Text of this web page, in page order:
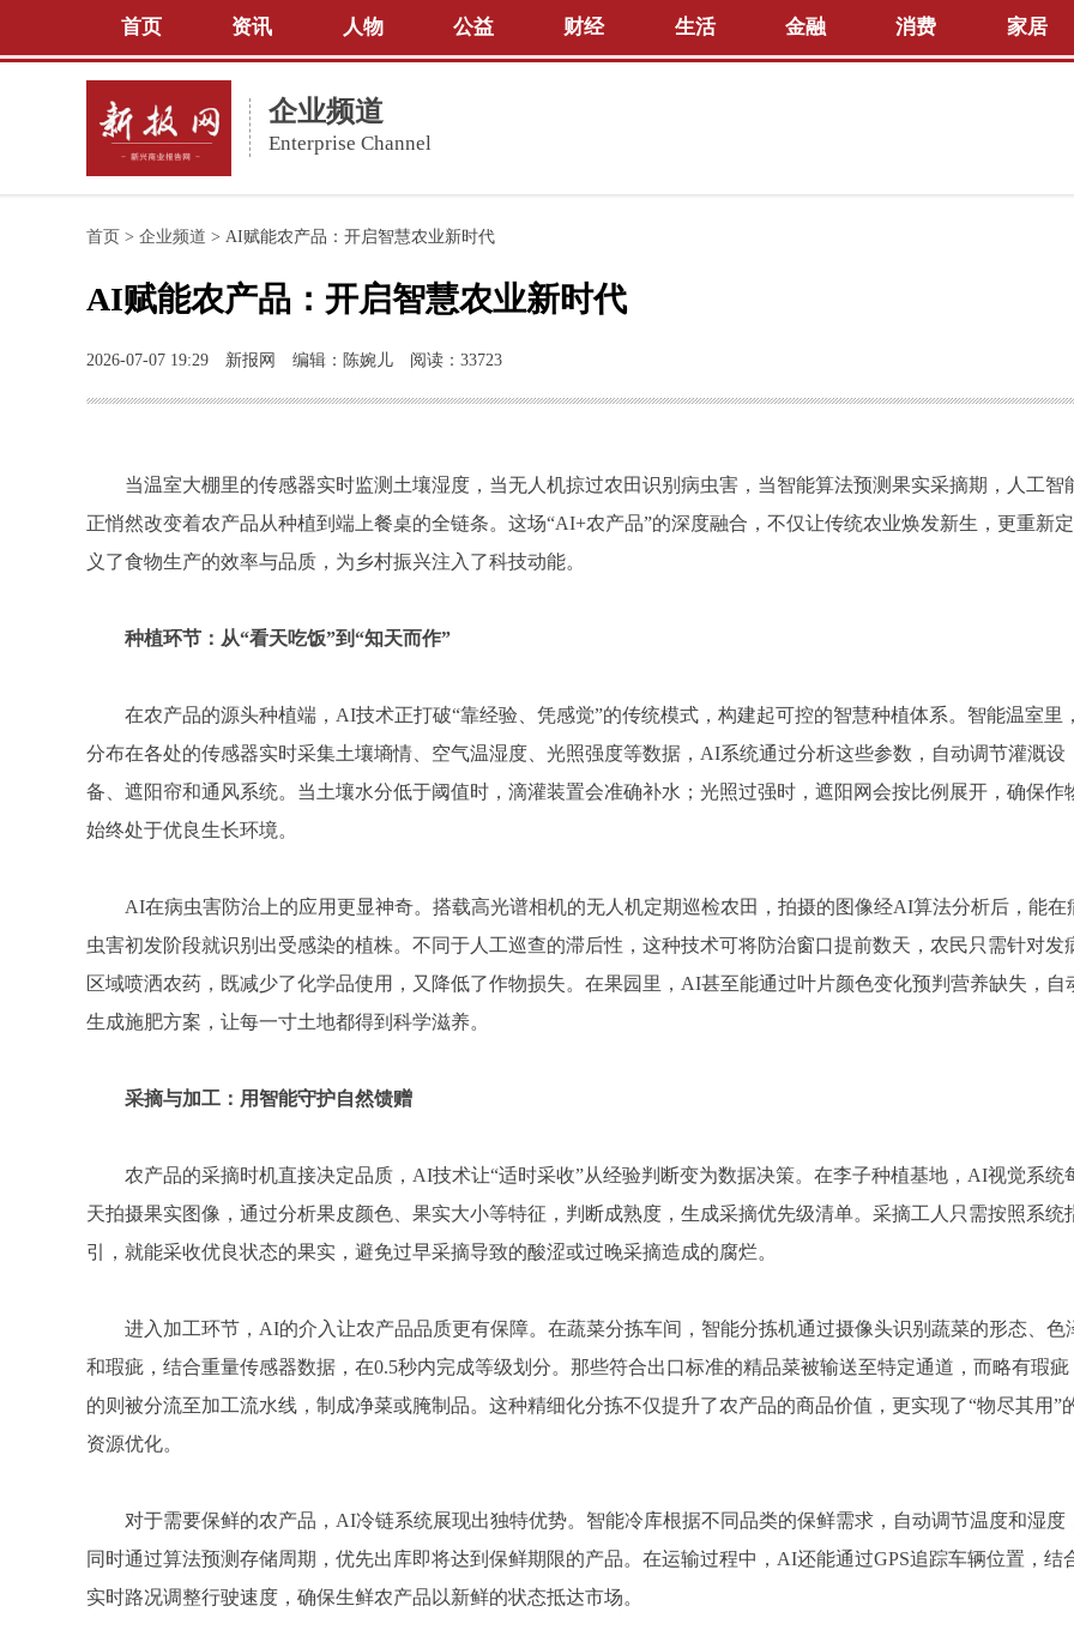
首页 资讯 人物 公益 财经 生活 金融 消费 家居
企业频道
Enterprise Channel
首页 > 企业频道 > AI赋能农产品：开启智慧农业新时代
AI赋能农产品：开启智慧农业新时代
2026-07-07 19:29 新报网 编辑：陈婉儿 阅读：33723
当温室大棚里的传感器实时监测土壤湿度，当无人机掠过农田识别病虫害，当智能算法预测果实采摘期，人工智
正悄然改变着农产品从种植到端上餐桌的全链条。这场“AI+农产品”的深度融合，不仅让传统农业焕发新生，更重新定
义了食物生产的效率与品质，为乡村振兴注入了科技动能。
种植环节：从“看天吃饭”到“知天而作”
在农产品的源头种植端，AI技术正打破“靠经验、凭感觉”的传统模式，构建起可控的智慧种植体系。智能温室里，
分布在各处的传感器实时采集土壤墒情、空气温湿度、光照强度等数据，AI系统通过分析这些参数，自动调节灌溉设
备、遮阳帘和通风系统。当土壤水分低于阈值时，滴灌装置会准确补水；光照过强时，遮阳网会按比例展开，确保作
始终处于优良生长环境。
AI在病虫害防治上的应用更显神奇。搭载高光谱相机的无人机定期巡检农田，拍摄的图像经AI算法分析后，能在
虫害初发阶段就识别出受感染的植株。不同于人工巡查的滞后性，这种技术可将防治窗口提前数天，农民只需针对发
区域喷洒农药，既减少了化学品使用，又降低了作物损失。在果园里，AI甚至能通过叶片颜色变化预判营养缺失，自
生成施肥方案，让每一寸土地都得到科学滋养。
采摘与加工：用智能守护自然馈赠
农产品的采摘时机直接决定品质，AI技术让“适时采收”从经验判断变为数据决策。在李子种植基地，AI视觉系统
天拍摄果实图像，通过分析果皮颜色、果实大小等特征，判断成熟度，生成采摘优先级清单。采摘工人只需按照系统
引，就能采收优良状态的果实，避免过早采摘导致的酸涩或过晚采摘造成的腐烂。
进入加工环节，AI的介入让农产品品质更有保障。在蔬菜分拣车间，智能分拣机通过摄像头识别蔬菜的形态、色
和瑕疵，结合重量传感器数据，在0.5秒内完成等级划分。那些符合出口标准的精品菜被输送至特定通道，而略有瑕疵
的则被分流至加工流水线，制成净菜或腌制品。这种精细化分拣不仅提升了农产品的商品价值，更实现了“物尽其用”
资源优化。
对于需要保鲜的农产品，AI冷链系统展现出独特优势。智能冷库根据不同品类的保鲜需求，自动调节温度和湿度
同时通过算法预测存储周期，优先出库即将达到保鲜期限的产品。在运输过程中，AI还能通过GPS追踪车辆位置，结
实时路况调整行驶速度，确保生鲜农产品以新鲜的状态抵达市场。